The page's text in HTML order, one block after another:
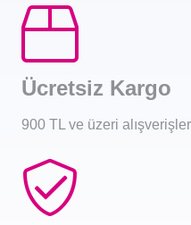
Ücretsiz Kargo
900 TL ve üzeri